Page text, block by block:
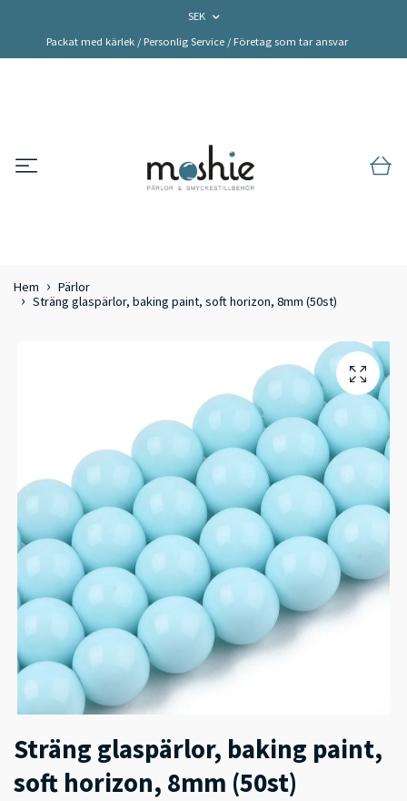
SEK
Packat med kärlek / Personlig Service / Företag som tar ansvar
Hem
Pärlor
Sträng glaspärlor, baking paint, soft horizon, 8mm (50st)
Sträng glaspärlor, baking paint,
soft horizon, 8mm (50st)